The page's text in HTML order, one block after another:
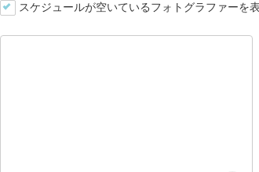
スケジュールが空いているフォトグラファーを